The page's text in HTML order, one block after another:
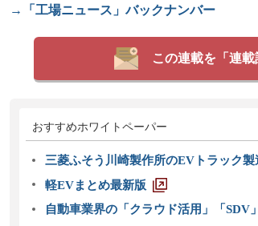
→「工場ニュース」バックナンバー
この連載を「連
おすすめホワイトペーパー
三菱ふそう川崎製作所のEVトラック
軽EVまとめ最新版
自動車業界の「クラウド活用」「SDV